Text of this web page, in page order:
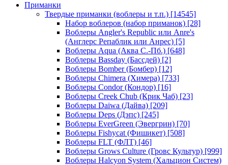
Приманки
Твердые приманки (воблеры и т.п.) [14545]
Набор воблеров (набор приманок) [28]
Воблеры Angler's Republic или Anre's
(Англерс Репаблик или Анрес) [5]
Воблеры Aqua (Аква С.-Пб.) [648]
Воблеры Bassday (Бассдей) [2]
Воблеры Bomber (Бомбер) [12]
Воблеры Chimera (Химера) [733]
Воблеры Condor (Кондор) [16]
Воблеры Creek Chub (Крик Чаб) [23]
Воблеры Daiwa (Дайва) [209]
Воблеры Deps (Дэпс) [245]
Воблеры EverGreen (Эвергрин) [70]
Воблеры Fishycat (Фишикет) [508]
Воблеры FLT (ФЛТ) [46]
Воблеры Grows Culture (Гровс Культур) [999]
Воблеры Halcyon System (Хальцион Систем)